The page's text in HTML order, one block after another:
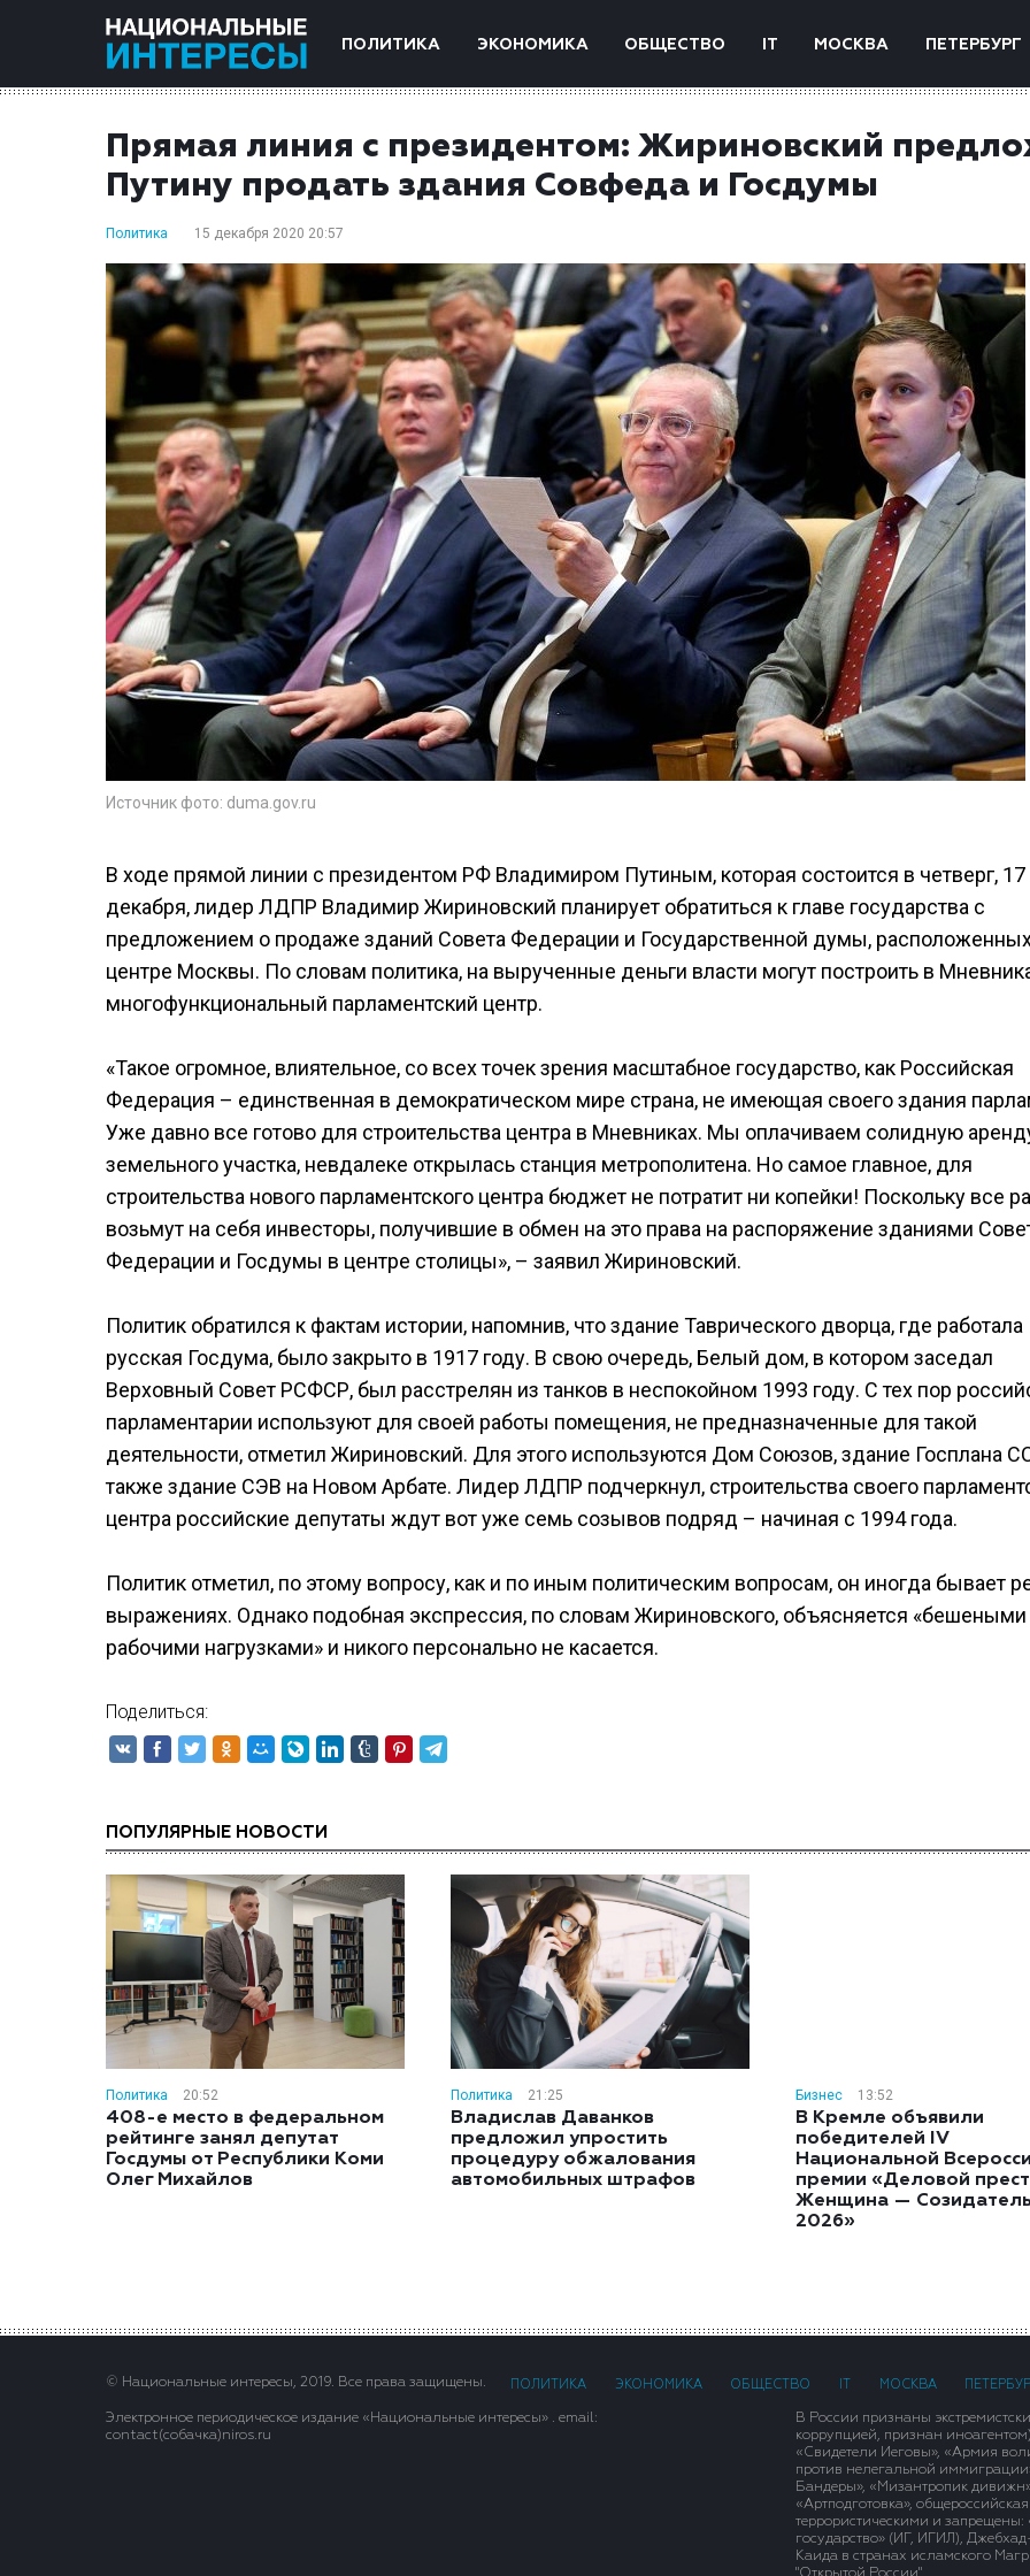
ПОЛИТИКА ЭКОНОМИКА ОБЩЕСТВО IT МОСКВА ПЕТЕРБУРГ
Прямая линия с президентом: Жириновский
Путину продать здания Совфеда и Госдумы
Политика 15 декабря 2020 20:57
Источник фото: duma.gov.ru
В ходе прямой линии с президентом РФ Владимиром Путиным, которая состоится в четверг, 17
декабря, лидер ЛДПР Владимир Жириновский планирует обратиться к главе государства с
предложением о продаже зданий Совета Федерации и Государственной думы,
центре Москвы. По словам политика, на вырученные деньги власти могут построить в
многофункциональный парламентский центр.
«Такое огромное, влиятельное, со всех точек зрения масштабное государство, как Российская
Федерация – единственная в демократическом мире страна, не имеющая своего здания
Уже давно все готово для строительства центра в Мневниках. Мы оплачиваем солидную
земельного участка, невдалеке открылась станция метрополитена. Но самое главное, для
строительства нового парламентского центра бюджет не потратит ни копейки! Поскольку все
возьмут на себя инвесторы, получившие в обмен на это права на распоряжение зданиями
Федерации и Госдумы в центре столицы», – заявил Жириновский.
Политик обратился к фактам истории, напомнив, что здание Таврического дворца, где работала
русская Госдума, было закрыто в 1917 году. В свою очередь, Белый дом, в котором заседал
Верховный Совет РСФСР, был расстрелян из танков в неспокойном 1993 году. С тех пор
парламентарии используют для своей работы помещения, не предназначенные для такой
деятельности, отметил Жириновский. Для этого используются Дом Союзов, здание Госплана
также здание СЭВ на Новом Арбате. Лидер ЛДПР подчеркнул, строительства своего
центра российские депутаты ждут вот уже семь созывов подряд – начиная с 1994 года.
Политик отметил, по этому вопросу, как и по иным политическим вопросам, он иногда бывает
выражениях. Однако подобная экспрессия, по словам Жириновского, объясняется «бешеными
рабочими нагрузками» и никого персонально не касается.
Поделиться:
ПОПУЛЯРНЫЕ НОВОСТИ
Политика 20:52
408-е место в федеральном
рейтинге занял депутат
Госдумы от Республики Коми
Олег Михайлов
Политика 21:25
Владислав Даванков
предложил упростить
процедуру обжалования
автомобильных штрафов
Бизнес 13:52
В Кремле объявили
победителей IV
Национальной
премии «Деловой
Женщина —
2026»
© Национальные интересы, 2019. Все права защищены. ПОЛИТИКА ЭКОНОМИКА ОБЩЕСТВО МОСКВА
Электронное периодическое издание «Национальные интересы» . email:
contact(сoбaчка)niros.ru
В России признаны
коррупцией, признан
«Свидетели Иеговы», «Армия
против нелегальной
Бандеры», «Мизантропик
«Артподготовка»,
террористическими и
государство» (ИГ, ИГИЛ),
Каида в странах исламского